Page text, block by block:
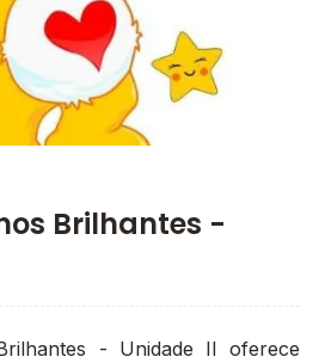
Brilhantes -
- Unidade II oferece